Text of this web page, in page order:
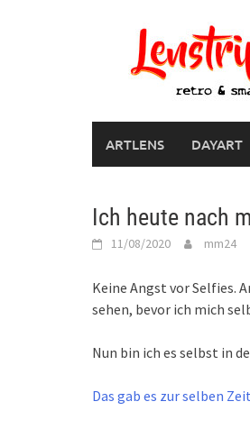
ARTLENS DAYART
Ich heute nach
11/08/2020 mm24
Keine Angst vor Selfies.
sehen, bevor ich mich
Nun bin ich es selbst in
Das gab es zur selben